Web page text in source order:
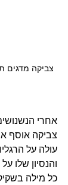
צביקה מדגים
אחרי
צביקה אוסף
עולה על
והנסיון שלו
כל מילה